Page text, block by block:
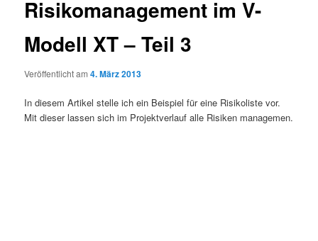
Risikomanagement im V-
Modell XT – Teil 3
Veröffentlicht am4. März 2013
In diesem Artikel stelle ich ein Beispiel für eine Risikoliste vor.
Mit dieser lassen sich im Projektverlauf alle Risiken managemen.